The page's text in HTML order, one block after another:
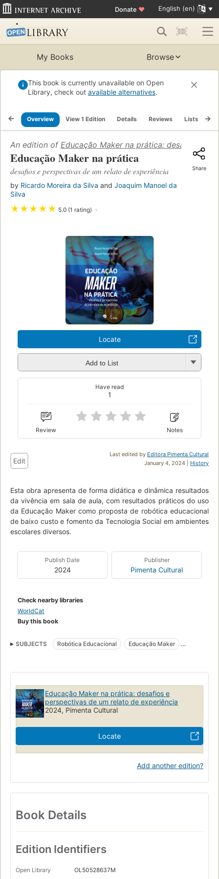
Donate ♥ English (en)
My Books Browse
This book is currently unavailable on Open
Library, check out available alternatives.
Overview View 1 Edition Details Reviews Lists
An edition of Educação Maker na prática: desafios e
Educação Maker na prática
desafios e perspectivas de um relato de experiência
by Ricardo Moreira da Silva and Joaquim Manoel da
Silva
★★★★★ 5.0 (1 rating)
Share
Locate
Add to List
1
Have read
Review Notes
Last edited by Editora Pimenta Cultural
January 4, 2024 | History
Edit
Esta obra apresenta de forma didática e dinâmica resultados
da vivência em sala de aula, com resultados práticos do uso
da Educação Maker como proposta de robótica educacional
de baixo custo e fomento da Tecnologia Social em ambientes
escolares diversos.
Publish Date
2024
Publisher
Pimenta Cultural
Check nearby libraries
WorldCat
Buy this book
SUBJECTS Robótica Educacional
Educação Maker
Educação Maker na prática: desafios e
perspectivas de um relato de experiência
2024, Pimenta Cultural
Locate
Add another edition?
Book Details
Edition Identifiers
Open Library
OL50528637M